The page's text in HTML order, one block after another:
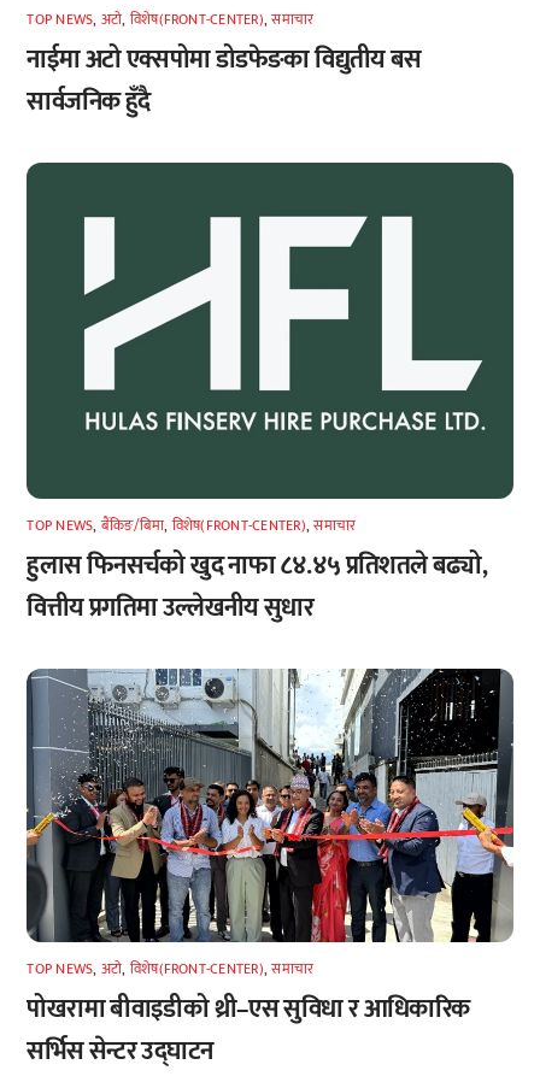
TOP NEWS, अटाे, विशेष(FRONT-CENTER),समाचार
नाईमा अटो एक्सपोमा डोडफेङका विद्युतीय बस
सार्वजनिक हुँदै
TOP NEWS, बैंकिङ/बिमा, विशेष(FRONT-CENTER),समाचार
हुलास फिनसर्चको खुद नाफा ८४.४५ प्रतिशतले बढ्यो,
वित्तीय प्रगतिमा उल्लेखनीय सुधार
TOP NEWS, अटाे, विशेष(FRONT-CENTER),समाचार
पोखरामा बीवाइडीको थ्री–एस सुविधा र आधिकारिक
सर्भिस सेन्टर उद्घाटन